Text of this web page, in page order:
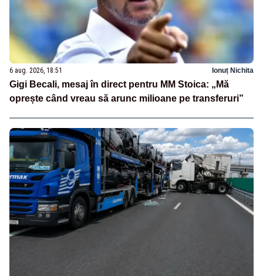
6 aug. 2026, 18:51 Ionuț Nichita
Gigi Becali, mesaj în direct pentru MM Stoica: „Mă
oprește când vreau să arunc milioane pe transferuri”